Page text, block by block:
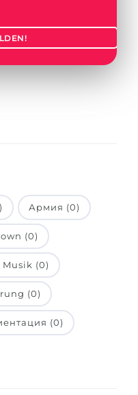
werden
…
Армия (0)
(0)
(0)
(0)
(0)